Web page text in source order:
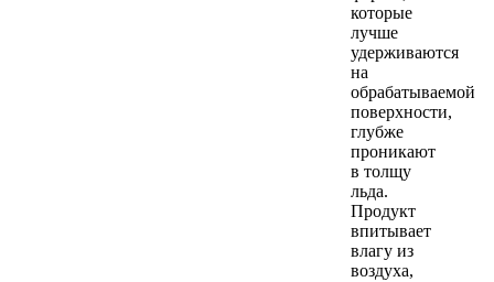
которые
лучше
удерживаются
на
обрабатываемой
поверхности,
глубже
проникают
в толщу
льда.
Продукт
впитывает
влагу из
воздуха,